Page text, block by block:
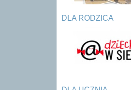
DLA RODZICA